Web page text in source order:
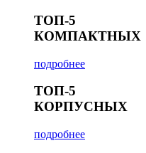
ТОП-5
КОМПАКТНЫХ
подробнее
ТОП-5
КОРПУСНЫХ
подробнее